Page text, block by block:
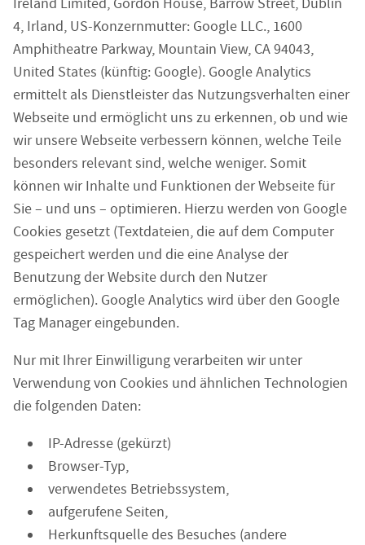
4, Irland, US-Konzernmutter: Google LLC., 1600
Amphitheatre Parkway, Mountain View, CA 94043,
United States (künftig: Google). Google Analytics
ermittelt als Dienstleister das Nutzungsverhalten einer
Webseite und ermöglicht uns zu erkennen, ob und wie
wir unsere Webseite verbessern können, welche Teile
besonders relevant sind, welche weniger. Somit
können wir Inhalte und Funktionen der Webseite für
Sie – und uns – optimieren. Hierzu werden von Google
Cookies gesetzt (Textdateien, die auf dem Computer
gespeichert werden und die eine Analyse der
Benutzung der Website durch den Nutzer
ermöglichen). Google Analytics wird über den Google
Tag Manager eingebunden.
Nur mit Ihrer Einwilligung verarbeiten wir unter
Verwendung von Cookies und ähnlichen Technologien
die folgenden Daten:
IP-Adresse (gekürzt)
Browser-Typ,
verwendetes Betriebssystem,
aufgerufene Seiten,
Herkunftsquelle des Besuches (andere